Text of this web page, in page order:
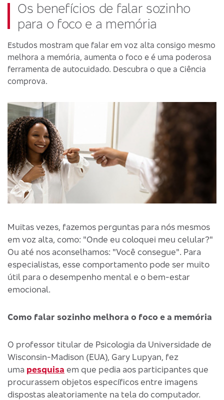
Os benefícios de falar sozinho
para o foco e a memória
Estudos mostram que falar em voz alta consigo mesmo
melhora a memória, aumenta o foco e é uma poderosa
ferramenta de autocuidado. Descubra o que a Ciência
comprova.
Muitas vezes, fazemos perguntas para nós mesmos
em voz alta, como: "Onde eu coloquei meu celular?"
Ou até nos aconselhamos: "Você consegue". Para
especialistas, esse comportamento pode ser muito
útil para o desempenho mental e o bem-estar
emocional.
Como falar sozinho melhora o foco e a memória
O professor titular de Psicologia da Universidade de
Wisconsin-Madison (EUA), Gary Lupyan, fez
uma pesquisa em que pedia aos participantes que
procurassem objetos específicos entre imagens
dispostas aleatoriamente na tela do computador.